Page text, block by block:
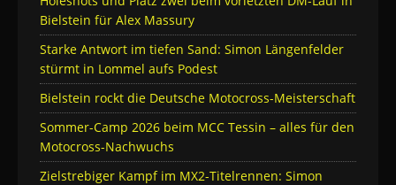
Bielstein für Alex Massury
Starke Antwort im tiefen Sand: Simon Längenfelder
stürmt in Lommel aufs Podest
Bielstein rockt die Deutsche Motocross-Meisterschaft
Sommer-Camp 2026 beim MCC Tessin – alles für den
Motocross-Nachwuchs
Zielstrebiger Kampf im MX2-Titelrennen: Simon